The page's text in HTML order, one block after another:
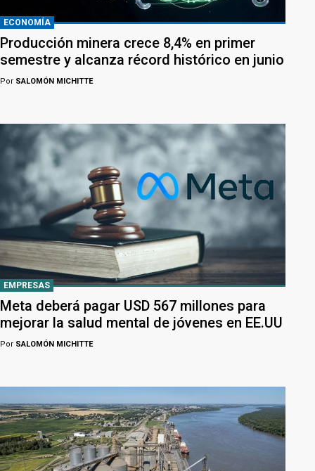
ECONOMÍA
Producción minera crece 8,4% en primer
semestre y alcanza récord histórico en junio
Por SALOMÓN MICHITTE
EMPRESAS
Meta deberá pagar USD 567 millones para
mejorar la salud mental de jóvenes en EE.UU
Por SALOMÓN MICHITTE